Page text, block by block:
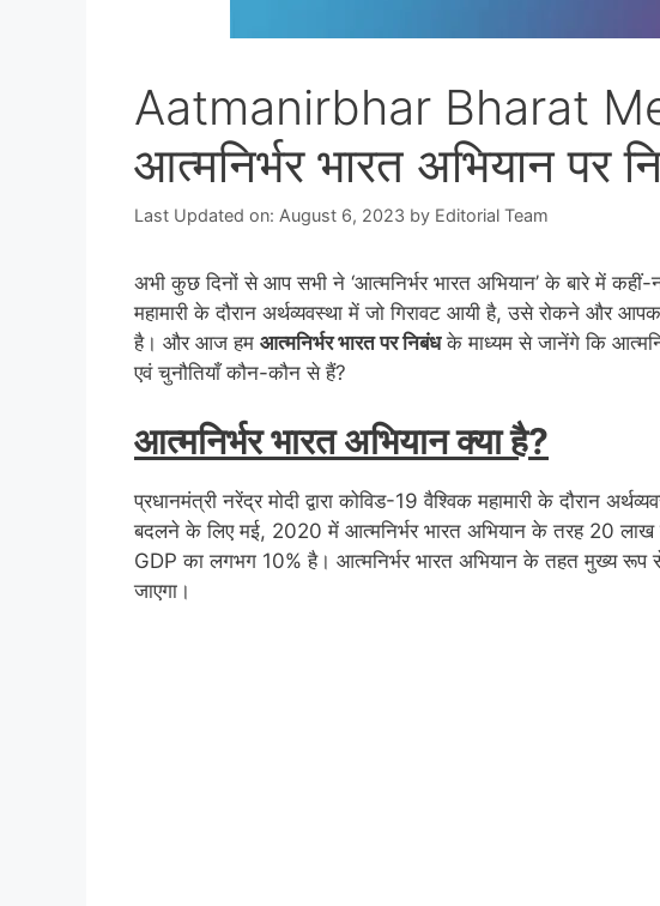
Aatmanirbhar Bharat
आत्मनिर्भर भारत अभियान पर
Last Updated on: August 6, 2023 by Editorial Team
अभी कुछ दिनों से आप सभी ने ‘आत्मनिर्भर भारत अभियान’ के बारे में
महामारी के दौरान अर्थव्यवस्था में जो गिरावट आयी है, उसे रोकने और
है। और आज हम आत्मनिर्भर भारत पर निबंधके माध्यम से जानेंगे कि
एवं चुनौतियाँ कौन-कौन से हैं?
आत्मनिर्भर भारत अभियान क्या है?
प्रधानमंत्री नरेंद्र मोदी द्वारा कोविड-19 वैश्विक महामारी के दौरान
बदलने के लिए मई, 2020 में आत्मनिर्भर भारत अभियान के तरह 20
GDP का लगभग 10% है। आत्मनिर्भर भारत अभियान के तहत मुख्य रूप
जाएगा।